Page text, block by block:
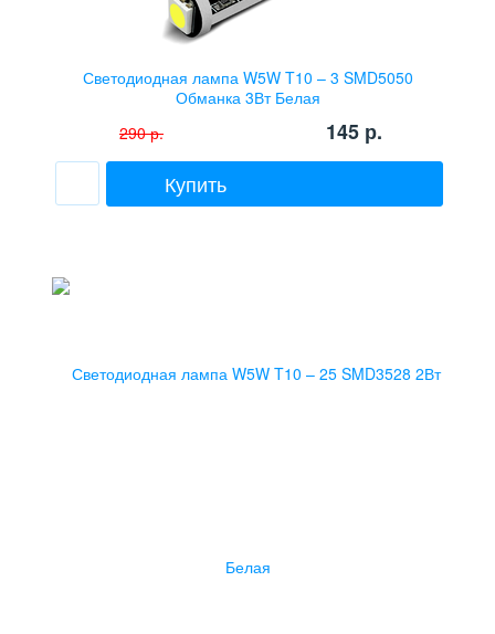
Светодиодная лампа W5W T10 – 3 SMD5050
Обманка 3Вт Белая
290р. 145р.
Купить